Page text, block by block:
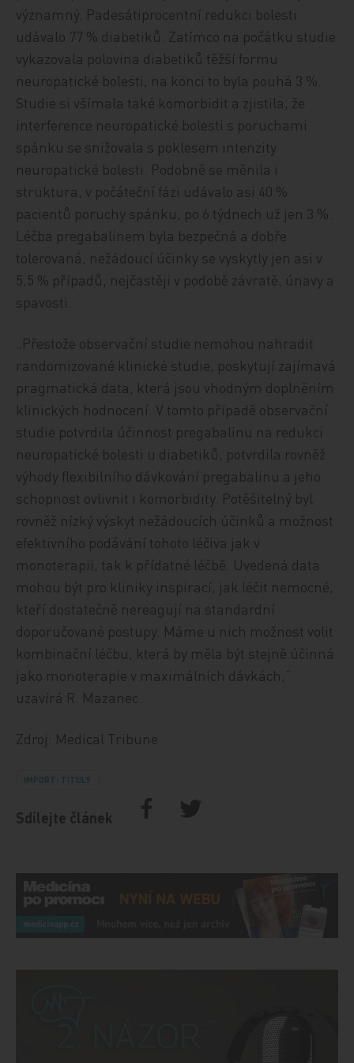
významný. Padesátiprocentní redukci bolesti
udávalo 77 % diabetiků. Zatímco na počátku studie
vykazovala polovina diabetiků těžší formu
neuropatické bolesti, na konci to byla pouhá 3 %.
Studie si všímala také komorbidit a zjistila, že
interference neuropatické bolesti s poruchami
spánku se snižovala s poklesem intenzity
neuropatické bolesti. Podobně se měnila i
struktura, v počáteční fázi udávalo asi 40 %
pacientů poruchy spánku, po 6 týdnech už jen 3 %.
Léčba pregabalinem byla bezpečná a dobře
tolerovaná, nežádoucí účinky se vyskytly jen asi v
5,5 % případů, nejčastěji v podobě závratě, únavy a
spavosti.
„Přestože observační studie nemohou nahradit
randomizované klinické studie, poskytují zajímavá
pragmatická data, která jsou vhodným doplněním
klinických hodnocení. V tomto případě observační
studie potvrdila účinnost pregabalinu na redukci
neuropatické bolesti u diabetiků, potvrdila rovněž
výhody flexibilního dávkování pregabalinu a jeho
schopnost ovlivnit i komorbidity. Potěšitelný byl
rovněž nízký výskyt nežádoucích účinků a možnost
efektivního podávání tohoto léčiva jak v
monoterapii, tak k přídatné léčbě. Uvedená data
mohou být pro kliniky inspirací, jak léčit nemocné,
kteří dostatečně nereagují na standardní
doporučované postupy. Máme u nich možnost volit
kombinační léčbu, která by měla být stejně účinná
jako monoterapie v maximálních dávkách,“
uzavírá R. Mazanec.
Zdroj: Medical Tribune
IMPORT: TITULY
Sdílejte článek